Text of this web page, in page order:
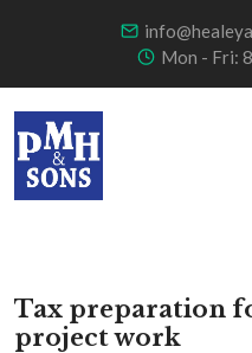
Mon - Fri:
Tax preparation
project work